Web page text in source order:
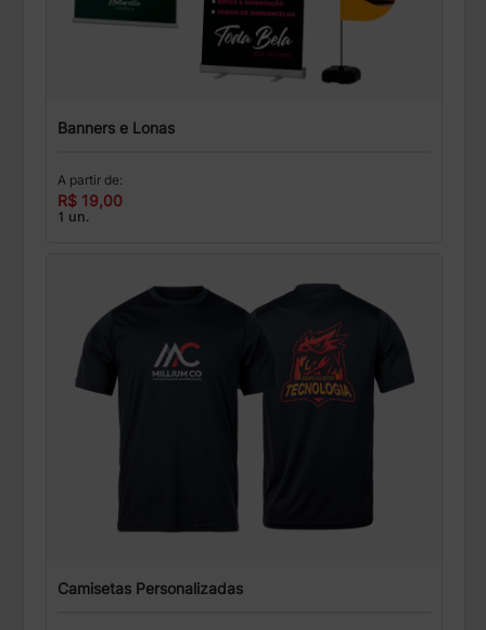
Banners e Lonas
A partir de:
R$ 19,00
1 un.
Camisetas Personalizadas